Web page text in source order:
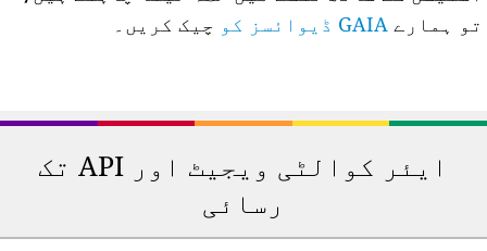
تو ہمارے GAIA ڈیوائسز کو چیک کریں۔
ایئر کوالٹی ویجیٹ اور API تک
رسائی